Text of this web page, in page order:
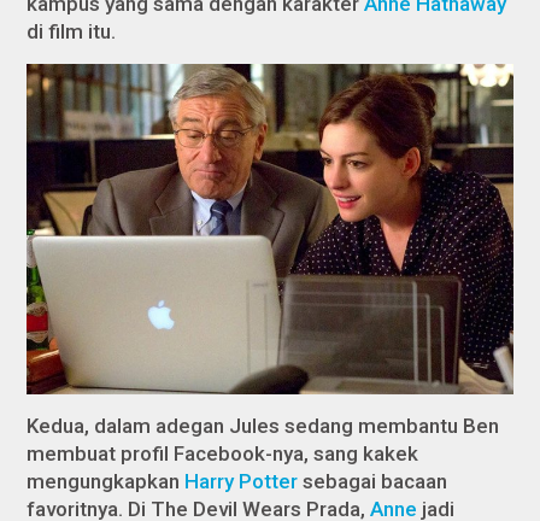
di film itu.
Kedua, dalam adegan Jules sedang membantu Ben
membuat profil Facebook-nya, sang kakek
mengungkapkan Harry Potter sebagai bacaan
favoritnya. Di The Devil Wears Prada,Anne jadi